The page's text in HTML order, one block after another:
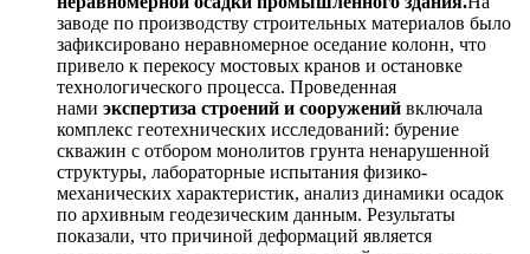
заводе по производству строительных материалов было
зафиксировано неравномерное оседание колонн, что
привело к перекосу мостовых кранов и остановке
технологического процесса. Проведенная
нами экспертиза строений и сооружений включала
комплекс геотехнических исследований: бурение
скважин с отбором монолитов грунта ненарушенной
структуры, лабораторные испытания физико-
механических характеристик, анализ динамики осадок
по архивным геодезическим данным. Результаты
показали, что причиной деформаций является